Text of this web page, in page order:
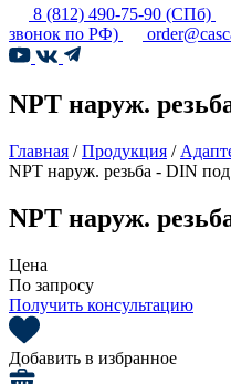
8 (812) 490-75-90 (СПб)
звонок по РФ)
NPT наруж.
Главная /Продукция /
NPT наруж. резьба - DIN
NPT наруж.
Цена
По запросу
Получить консультацию
Добавить в избранное